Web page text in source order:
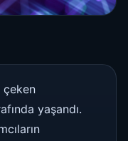
çeken
yaşandı.